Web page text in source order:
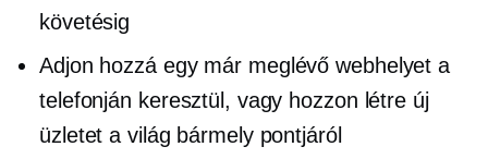
követésig
Adjon hozzá egy már meglévő webhelyet a
telefonján keresztül, vagy hozzon létre új
üzletet a világ bármely pontjáról